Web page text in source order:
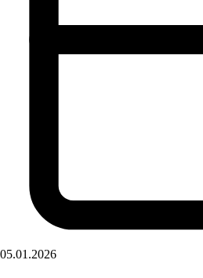
05.01.2026